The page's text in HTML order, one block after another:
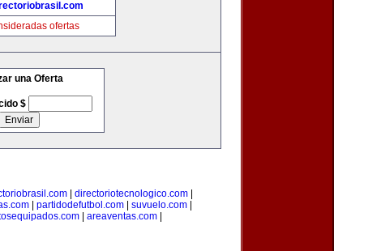
ofertas
una Oferta
$
| directoriotecnologico.com|
partidodefutbol.com suvuelo.com
areaventas.com